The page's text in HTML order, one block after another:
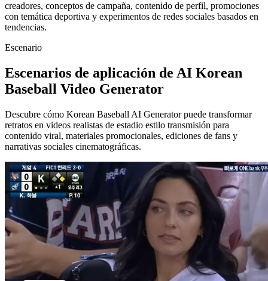
creadores, conceptos de campaña, contenido de perfil, promociones
con temática deportiva y experimentos de redes sociales basados en
tendencias.
Escenario
Escenarios de aplicación de AI Korean
Baseball Video Generator
Descubre cómo Korean Baseball AI Generator puede transformar
retratos en videos realistas de estadio estilo transmisión para
contenido viral, materiales promocionales, ediciones de fans y
narrativas sociales cinematográficas.